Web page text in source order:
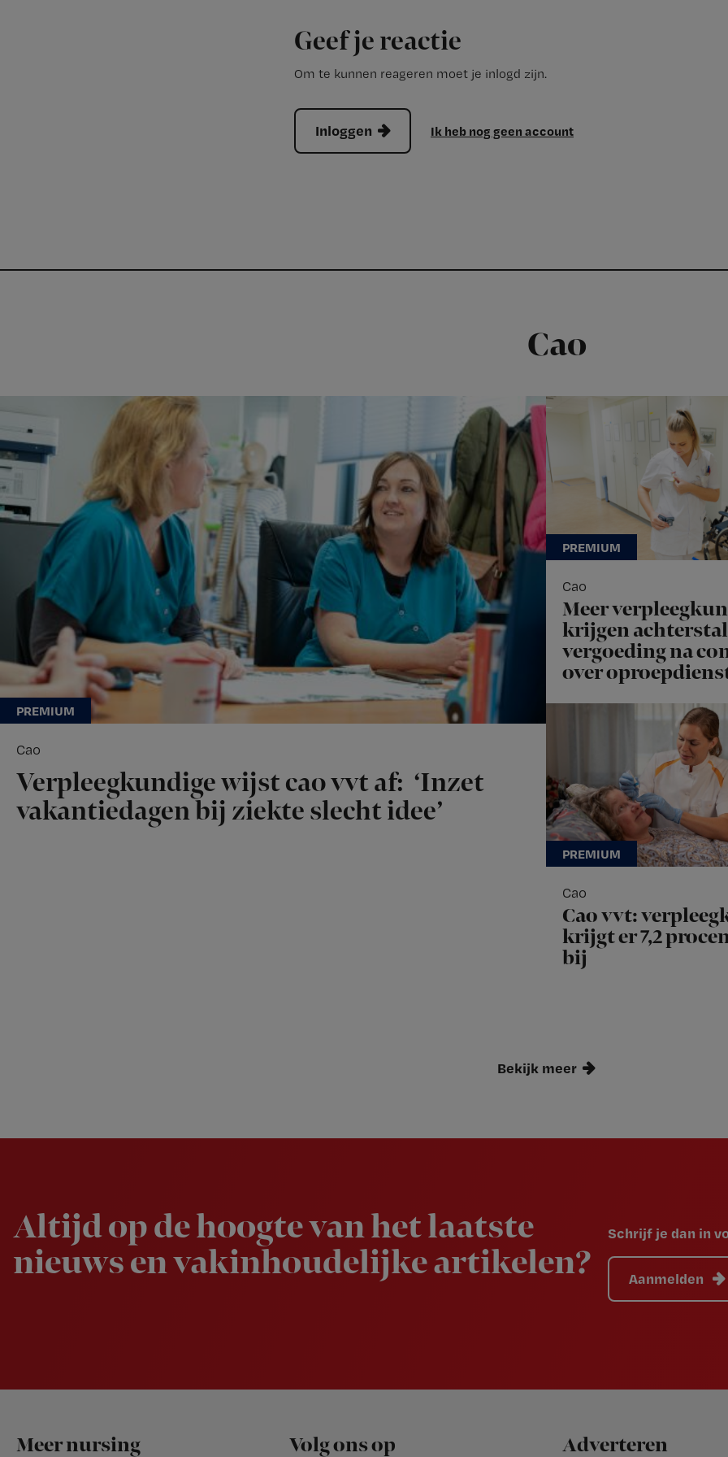
Geef je reactie
Om te kunnen reageren moet je inlogd zijn.
Inloggen Ik heb nog geen account
Cao
Cao
Verpleegkundige wijst cao vvt af: ‘Inzet
vakantiedagen bij ziekte slecht idee’
Cao
Meer
krijgen
vergoeding na
over
Cao
Cao vvt:
krijgt er 7,2
bij
Bekijk meer
Altijd op de hoogte van het laatste
nieuws en vakinhoudelijke artikelen?
Schrijf je dan in
Aanmelden
Footer
Meer nursing Volg ons op Adverteren